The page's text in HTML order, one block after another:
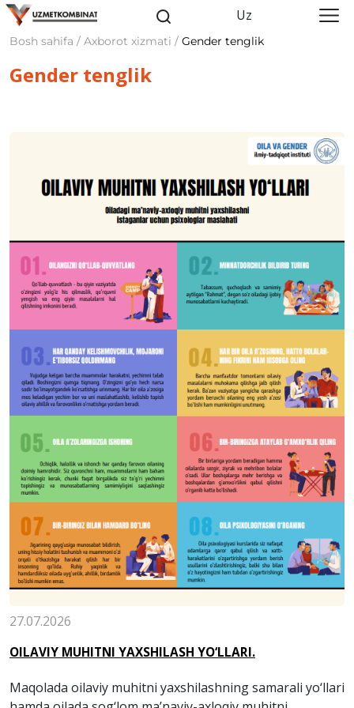
Uz
Bosh sahifa / Axborot xizmati / Gender tenglik
Gender tenglik
27.07.2026
OILAVIY MUHITNI YAXSHILASH YO‘LLARI.
Maqolada oilaviy muhitni yaxshilashning samarali yo‘llari